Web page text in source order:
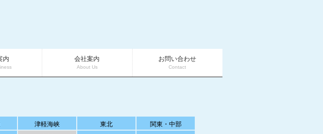
内 会社案内
About Us
お問い合わせ
Contact
津軽海峡 東北
関東・中部